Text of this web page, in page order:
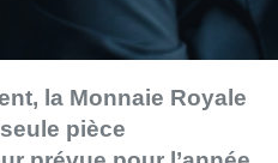
la Monnaie Royale
pièce